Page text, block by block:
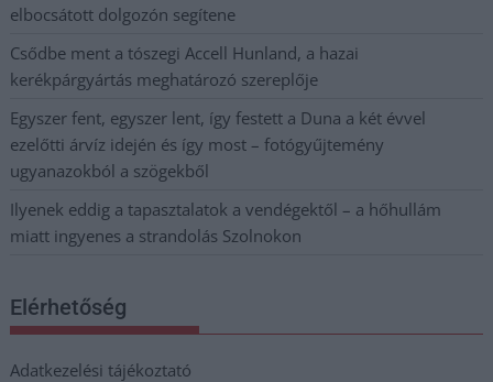
elbocsátott dolgozón segítene
Csődbe ment a tószegi Accell Hunland, a hazai
kerékpárgyártás meghatározó szereplője
Egyszer fent, egyszer lent, így festett a Duna a két évvel
ezelőtti árvíz idején és így most – fotógyűjtemény
ugyanazokból a szögekből
Ilyenek eddig a tapasztalatok a vendégektől – a hőhullám
miatt ingyenes a strandolás Szolnokon
Elérhetőség
Adatkezelési tájékoztató